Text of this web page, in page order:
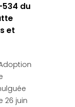
534 du
et
26 juin